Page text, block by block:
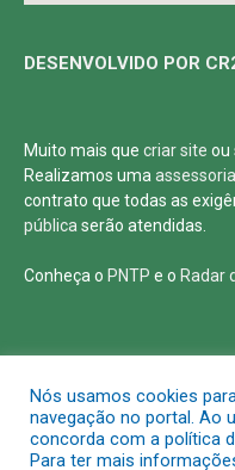
DESENVOLVIDO POR
Muito mais que criar site ou
Realizamos uma assessoria
contrato que todas as
pública serão atendidas.
Conheça o PNTP e o Radar
Todos os direitos
Mapa do Site
Nós usamos cookies
navegação no portal. Ao
concorda com a política
Para ter mais